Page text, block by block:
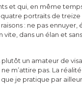
et qui, en même
portraits de treize
: ne pas ennuyer,
dans un élan et
un amateur de
m’attire pas. La réalité
je pratique par